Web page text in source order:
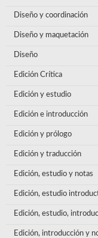
Diseño y coordinación
Diseño y maquetación
Diseño
Edición Crítica
Edición y estudio
Edición e introducción
Edición y prólogo
Edición y traducción
Edición, estudio y notas
Edición, estudio
Edición, estudio,
Edición, introducción y